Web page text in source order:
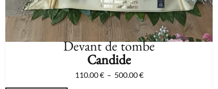
Devant de tombe
Candide
110.00€ – 500.00€